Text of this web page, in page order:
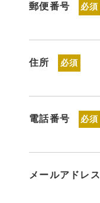
郵便番号 必須
住所 必須
電話番号 必須
メールアドレス